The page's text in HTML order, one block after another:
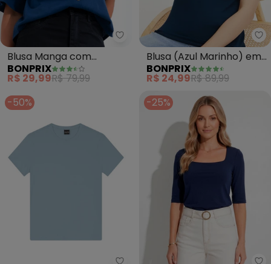
bonprix - Blusa Manga com
Blusa Manga com
Babado (Azul Marinho)
BONPRIX
R$ 29,99R$ 79,99
Blusa (Azul Marinho) em
Malha de Viscose
BONPRIX
R$ 24,99R$ 89,99
-50%
-25%